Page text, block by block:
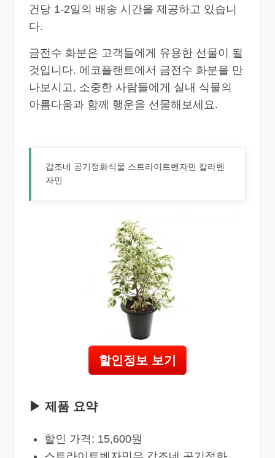
건당 1-2일의 배송 시간을 제공하고 있습니
다.
금전수 화분은 고객들에게 유용한 선물이 될
것입니다. 에코플랜트에서 금전수 화분을 만
나보시고, 소중한 사람들에게 실내 식물의
아름다움과 함께 행운을 선물해보세요.
갑조네 공기정화식물 스트라이트벤자민 칼라벤
자민
할인정보 보기
▶ 제품 요약
할인 가격: 15,600원